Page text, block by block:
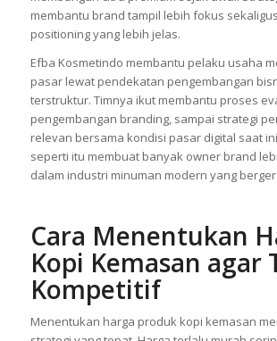
membantu brand tampil lebih fokus
positioning yang lebih jelas.
Efba Kosmetindo membantu pelaku usaha
pasar lewat pendekatan pengembangan
terstruktur. Timnya ikut membantu proses
pengembangan branding, sampai strategi
relevan bersama kondisi pasar digital saat
seperti itu membuat banyak owner brand
dalam industri minuman modern yang
Cara Menentukan
Kopi Kemasan agar
Kompetitif
Menentukan harga produk kopi kemasan